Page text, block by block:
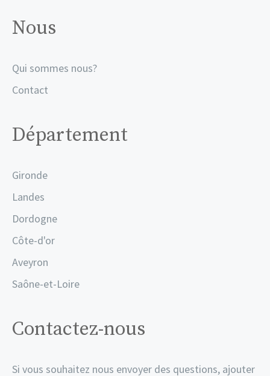
Nous
Qui sommes nous?
Contact
Département
Gironde
Landes
Dordogne
Côte-d'or
Aveyron
Saône-et-Loire
Contactez-nous
Si vous souhaitez nous envoyer des questions, ajouter